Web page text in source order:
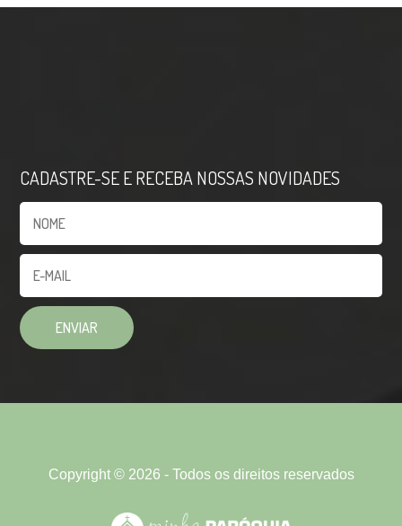
CADASTRE-SE E RECEBA NOSSAS NOVIDADES
Copyright © 2026 - Todos os direitos reservados